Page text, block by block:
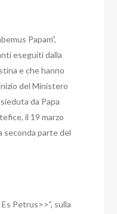
Papam”,
eseguiti dalla
e che hanno
del Ministero
da Papa
il 19 marzo
seconda parte del
Petrus>>”, sulla